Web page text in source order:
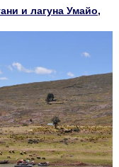
и лагуна Умайо,